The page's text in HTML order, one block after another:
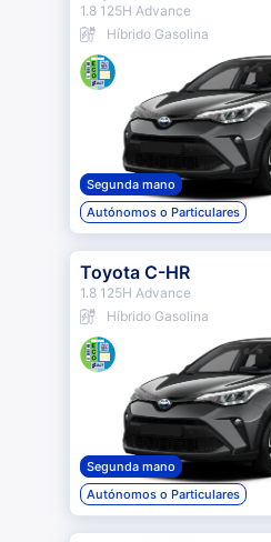
1.8 125H Advance
Híbrido Gasolina
Segunda mano
Autónomos o Particulares
Toyota C-HR
1.8 125H Advance
Híbrido Gasolina
Segunda mano
Autónomos o Particulares